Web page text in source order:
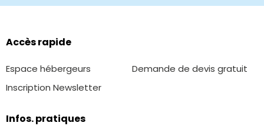
Accès rapide
Espace hébergeurs
Demande de devis gratuit
Inscription Newsletter
Infos. pratiques